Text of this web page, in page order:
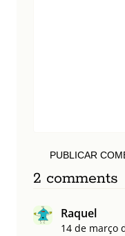
PUBLICAR
2 comments
Raquel
14 de março